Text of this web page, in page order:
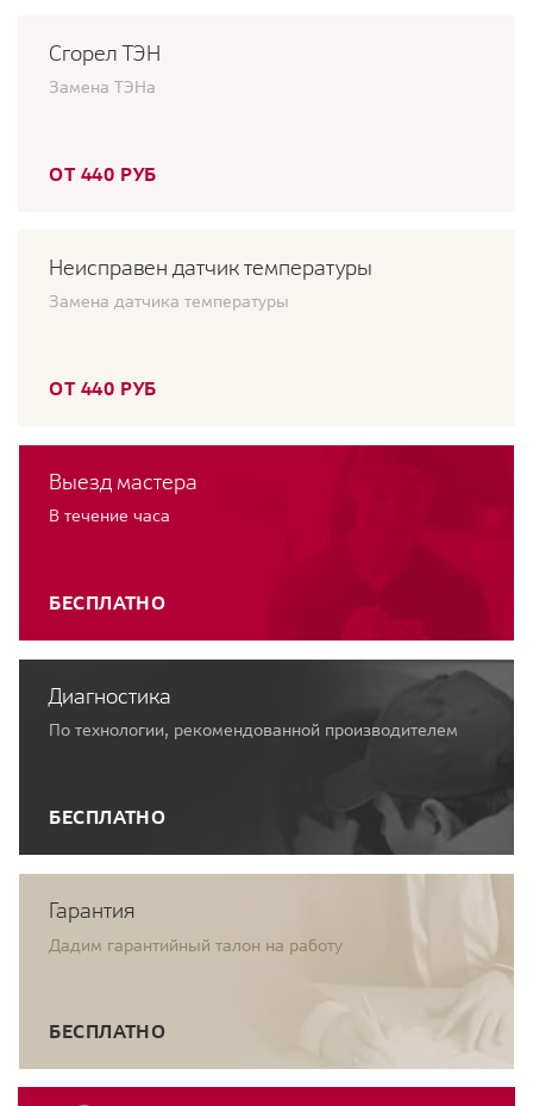
Сгорел ТЭН
Замена ТЭНа
ОТ 440 РУБ
Неисправен датчик температуры
Замена датчика температуры
ОТ 440 РУБ
Выезд мастера
В течение часа
БЕСПЛАТНО
Диагностика
По технологии, рекомендованной производителем
БЕСПЛАТНО
Гарантия
Дадим гарантийный талон на работу
БЕСПЛАТНО